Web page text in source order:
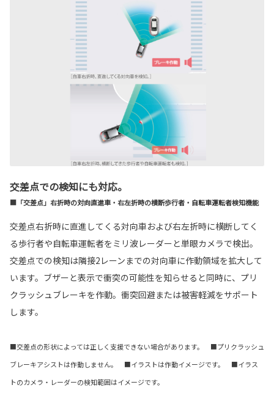
交差点での検知にも対応。
■「交差点」右折時の対向直進車・右左折時の横断歩行者・自転車運転者検知機能
交差点右折時に直進してくる対向車および右左折時に横断してく
る歩行者や自転車運転者をミリ波レーダーと単眼カメラで検出。
交差点での検知は隣接2レーンまでの対向車に作動領域を拡大して
います。ブザーと表示で衝突の可能性を知らせると同時に、プリ
クラッシュブレーキを作動。衝突回避または被害軽減をサポート
します。
■交差点の形状によっては正しく支援できない場合があります。 ■プリクラッシュ
ブレーキアシストは作動しません。 ■イラストは作動イメージです。 ■イラス
トのカメラ・レーダーの検知範囲はイメージです。